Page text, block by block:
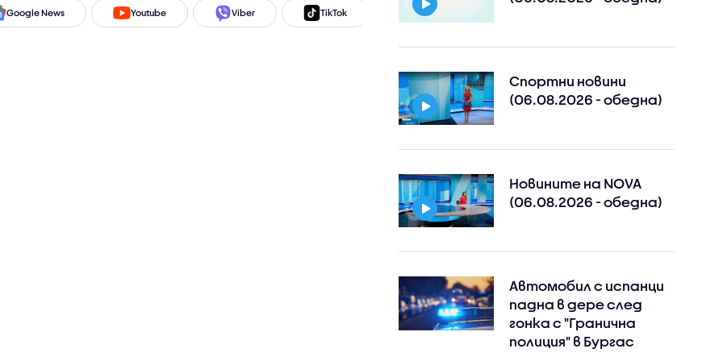
Google News Youtube Viber TikTok Instagram
Спортни новини
(06.08.2026 - обедна)
Новините на NOVA
(06.08.2026 - обедна)
Автомобил с испанци
падна в дере след
гонка с "Гранична
полиция" в Бургас